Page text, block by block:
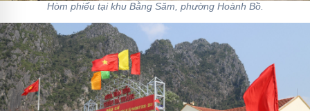
Hòm phiếu tại khu Bằng Săm, phường Hoành Bồ.